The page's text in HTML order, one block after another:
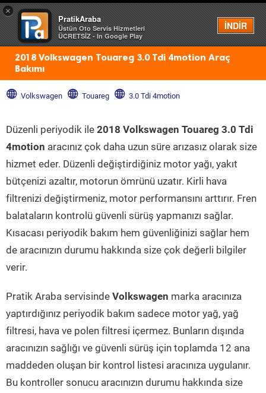
×
PratikAraba
Üstün Oto Servis Hizmetleri
ÜCRETSİZ - In Google Play
İNDİR
Menü
2018 Volkswagen Touareg 3.0 Tdi 4motion Araç
Bakımı
Volkswagen Touareg 3.0 Tdi 4motion
Düzenli periyodik ile 2018 Volkswagen Touareg 3.0 Tdi
4motion aracınız çok daha uzun süre arızasız olarak size
hizmet eder. Düzenli değiştirdiğiniz motor yağı, yakıt
bütçenizi azaltır, motorun ömrünü uzatır. Kirli hava
filtrenizi değiştirmeniz, motor performansını arttırır. Fren
balataların kontrolü güvenli sürüş yapmanızı sağlar.
Kısacası periyodik bakım hem güvenliğinizi sağlar hem
de aracınızın durumu hakkında size çok değerli bilgiler
verir.
Pratik Araba servisinde Volkswagen marka aracınıza
yaptırdığınız periyodik bakım sadece motor yağ, yağ
filtresi, hava ve polen filtresi içermez. Bunların dışında
aracınızın sağlığı ve güvenli sürüş için toplamda 12 ana
maddeden oluşan bir kontrol listesi aracınıza uygulanır.
Bu kontroller sonucu aracınızın durumu hakkında size